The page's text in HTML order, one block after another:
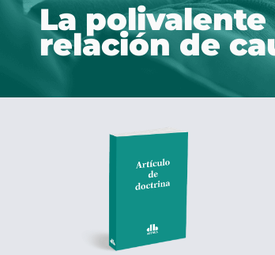
La
relación de